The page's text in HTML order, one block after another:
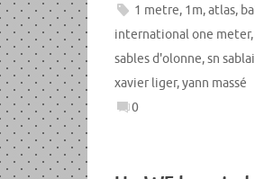
1 metre, 1m,atlas,
international one meter,
sables d'olonne,sn
xavier liger,yann massé
0